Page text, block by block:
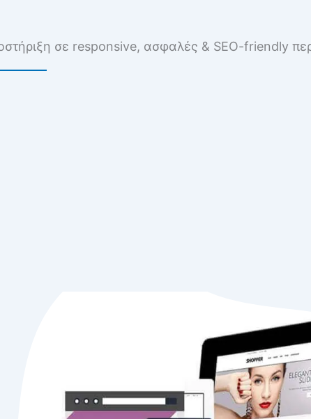
σε responsive, ασφαλές & SEO-friendly